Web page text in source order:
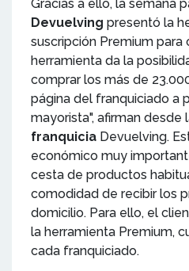
Gracias a ello, la semana
Devuelving presentó la
suscripción Premium para
herramienta da la
comprar los más de
página del franquiciado a
mayorista", afirman desde
franquicia Devuelving.
económico muy
cesta de productos
comodidad de recibir los
domicilio. Para ello, el
la herramienta Premium,
cada franquiciado.